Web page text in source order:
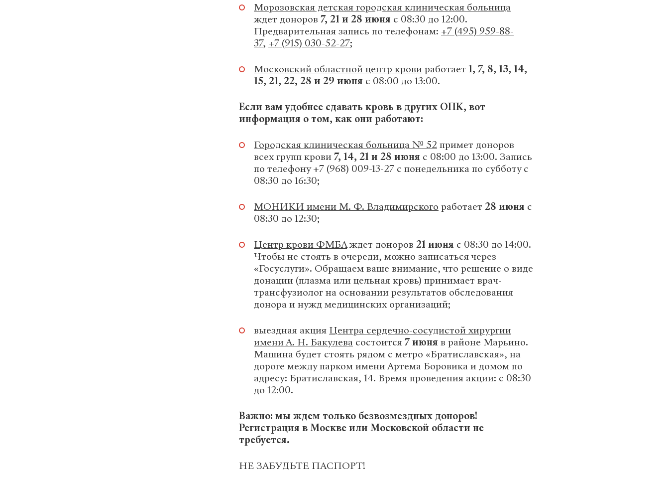
Морозовская детская городская клиническая больница
ждет доноров 7, 21 и 28 июня с 08:30 до 12:00.
Предварительная запись по телефонам: +7 (495) 959-88-
37, +7 (915) 030-52-27;
Московский областной центр кровиработает 1, 7, 8, 13, 14,
15, 21, 22, 28 и 29 июня с 08:00 до 13:00.
Если вам удобнее сдавать кровь в других ОПК, вот
информация о том, как они работают:
Городская клиническая больница № 52примет доноров
всех групп крови7, 14, 21 и 28 июня с 08:00 до 13:00. Запись
по телефону +7 (968) 009-13-27 с понедельника по субботу с
08:30 до 16:30;
МОНИКИ имени М. Ф. Владимирского работает 28 июня с
08:30 до 12:30;
Центр крови ФМБАждет доноров 21 июня с 08:30 до 14:00.
Чтобы не стоять в очереди, можно записаться через
«Госуслуги». Обращаем ваше внимание, что решение о виде
донации (плазма или цельная кровь) принимает врач-
трансфузиолог на основании результатов обследования
донора и нужд медицинских организаций;
выездная акция Центра сердечно-сосудистой хирургии
имени А. Н. Бакулева состоится7 июня в районе Марьино.
Машина будет стоять рядом с метро «Братиславская», на
дороге между парком имени Артема Боровика и домом по
адресу: Братиславская, 14. Время проведения акции: с 08:30
до 12:00.
Важно: мы ждем только безвозмездных доноров!
Регистрация в Москве или Московской области не
требуется.
НЕ ЗАБУДЬТЕ ПАСПОРТ!